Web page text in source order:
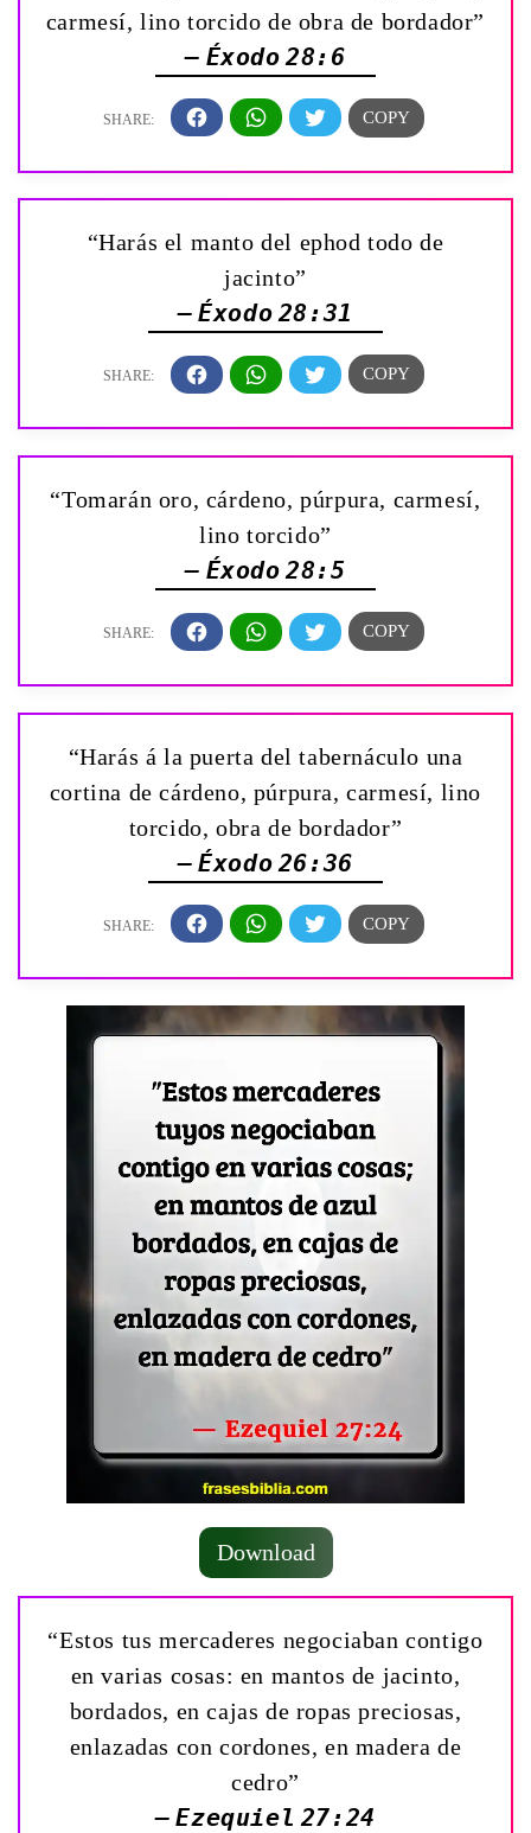
carmesí, lino torcido de obra de bordador”
— Éxodo 28:6
“Harás el manto del ephod todo de
jacinto”
— Éxodo 28:31
“Tomarán oro, cárdeno, púrpura, carmesí,
lino torcido”
— Éxodo 28:5
“Harás á la puerta del tabernáculo una
cortina de cárdeno, púrpura, carmesí, lino
torcido, obra de bordador”
— Éxodo 26:36
Download
“Estos tus mercaderes negociaban contigo
en varias cosas: en mantos de jacinto,
bordados, en cajas de ropas preciosas,
enlazadas con cordones, en madera de
cedro”
— Ezequiel 27:24